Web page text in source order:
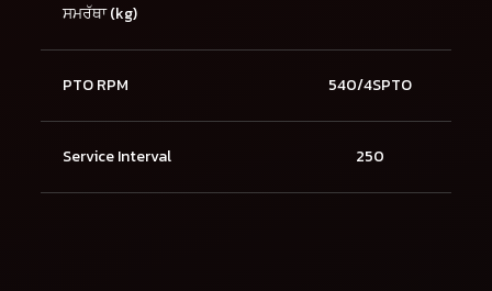
ਸਮਰੱਥਾ (kg)
PTO RPM 540/4SPTO
Service Interval 250